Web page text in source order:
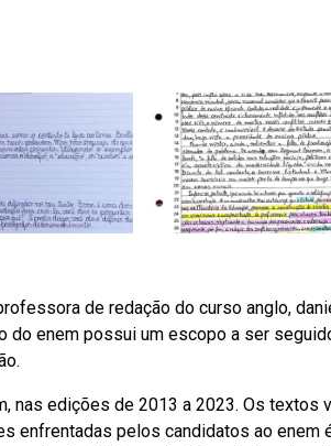
de redação do curso anglo,
do enem possui um escopo a ser
nas edições de 2013 a 2023. Os textos
enfrentadas pelos candidatos ao enem